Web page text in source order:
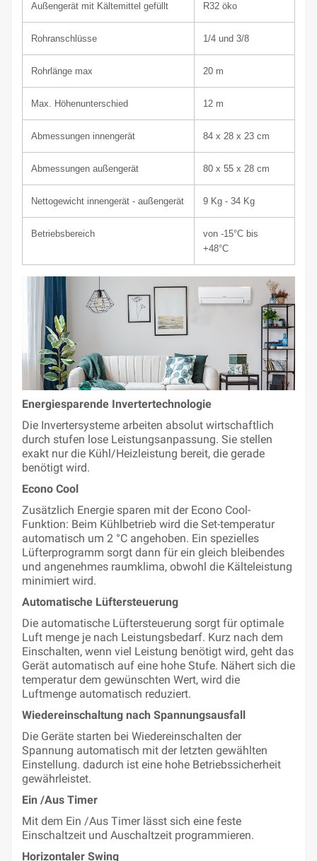
Außengerät mit Kältemittel gefüllt R32 öko
Rohranschlüsse 1/4 und 3/8
Rohrlänge max 20 m
Max. Höhenunterschied 12 m
Abmessungen innengerät 84 x 28 x 23 cm
Abmessungen außengerät 80 x 55 x 28 cm
Nettogewicht innengerät - außengerät 9 Kg - 34 Kg
Betriebsbereich
von -15°C bis
+48°C
Energiesparende Invertertechnologie
Die Invertersysteme arbeiten absolut wirtschaftlich
durch stufen lose Leistungsanpassung. Sie stellen
exakt nur die Kühl/Heizleistung bereit, die gerade
benötigt wird.
Econo Cool
Zusätzlich Energie sparen mit der Econo Cool-
Funktion: Beim Kühlbetrieb wird die Set-temperatur
automatisch um 2 °C angehoben. Ein spezielles
Lüfterprogramm sorgt dann für ein gleich bleibendes
und angenehmes raumklima, obwohl die Kälteleistung
minimiert wird.
Automatische Lüftersteuerung
Die automatische Lüftersteuerung sorgt für optimale
Luft menge je nach Leistungsbedarf. Kurz nach dem
Einschalten, wenn viel Leistung benötigt wird, geht das
Gerät automatisch auf eine hohe Stufe. Nähert sich die
temperatur dem gewünschten Wert, wird die
Luftmenge automatisch reduziert.
Wiedereinschaltung nach Spannungsausfall
Die Geräte starten bei Wiedereinschalten der
Spannung automatisch mit der letzten gewählten
Einstellung. dadurch ist eine hohe Betriebssicherheit
gewährleistet.
Ein /Aus Timer
Mit dem Ein /Aus Timer lässt sich eine feste
Einschaltzeit und Auschaltzeit programmieren.
Horizontaler Swing